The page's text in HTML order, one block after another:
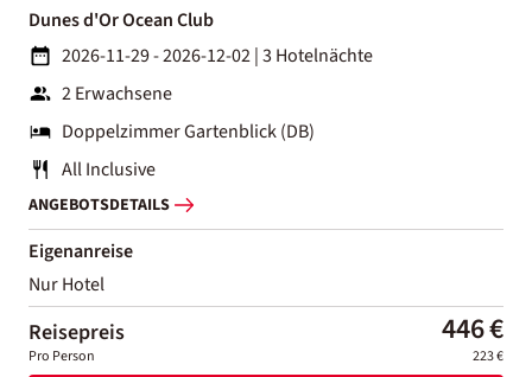
Dunes d'Or Ocean Club
2026-11-29 - 2026-12-02|3 Hotelnächte
2 Erwachsene
Doppelzimmer Gartenblick (DB)
All Inclusive
ANGEBOTSDETAILS
Eigenanreise
Nur Hotel
Reisepreis 446 €
Pro Person 223 €